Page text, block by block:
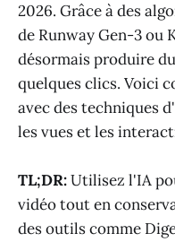
2026. Grâce à des
de Runway Gen-3 ou
désormais produire
quelques clics. Voici
avec des techniques
les vues et les
TL;DR:Utilisez l'IA
vidéo tout en
des outils comme